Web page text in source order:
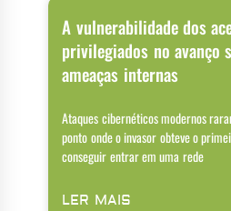
A vulnerabilidade dos
privilegiados no avanço
ameaças internas
Ataques cibernéticos modernos
ponto onde o invasor obteve o
conseguir entrar em uma rede
LER MAIS